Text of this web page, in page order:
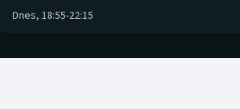
Dnes, 18:55-22:15